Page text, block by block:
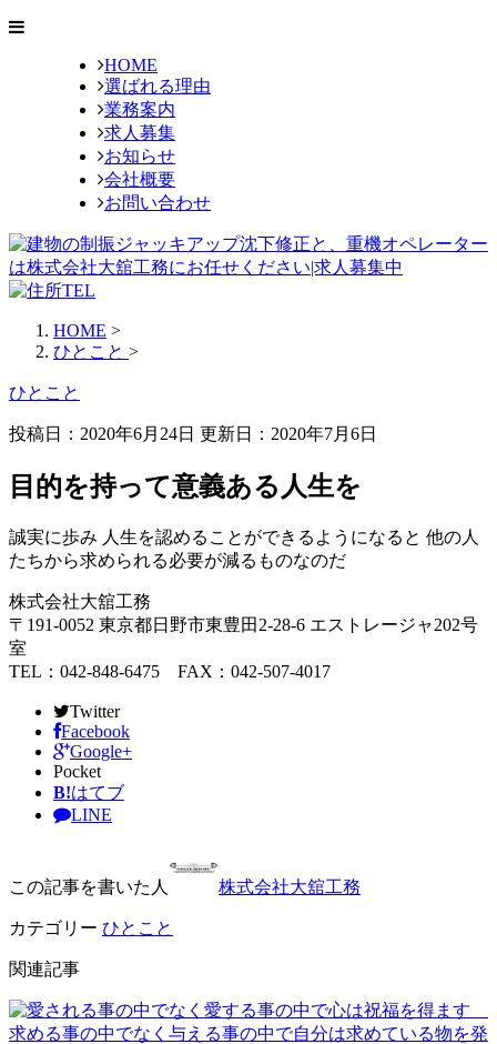
HOME
選ばれる理由
業務案内
求人募集
お知らせ
会社概要
お問い合わせ
HOME >
ひとこと >
ひとこと
投稿日：2020年6月24日 更新日： 2020年7月6日
目的を持って意義ある人生を
誠実に歩み 人生を認めることができるようになると 他の人
たちから求められる必要が減るものなのだ
株式会社大舘工務
〒191-0052 東京都日野市東豊田2-28-6 エストレージャ202号
室
TEL：042-848-6475 FAX：042-507-4017
Twitter
Facebook
Google+
Pocket
B!はてブ
LINE
この記事を書いた人 株式会社大舘工務
カテゴリー ひとこと
関連記事